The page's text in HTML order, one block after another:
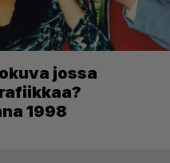
jossa
1998